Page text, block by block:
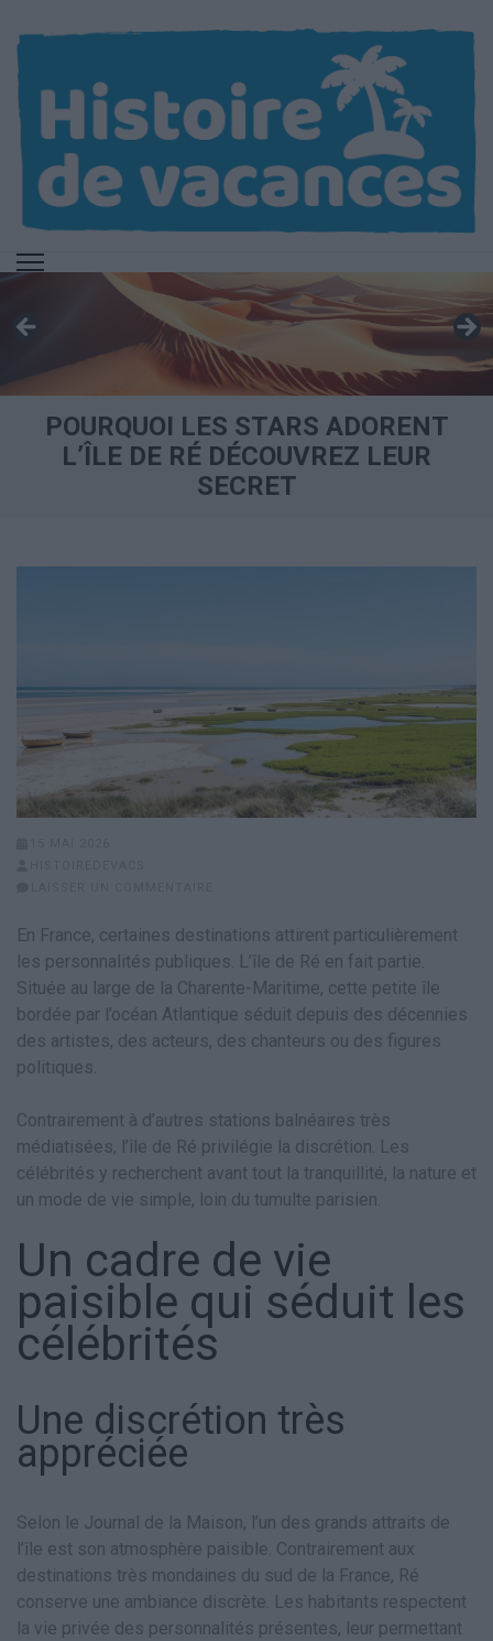
contenu
(Pressez
Entrée)
POURQUOI LES STARS ADORENT
L’ÎLE DE RÉ DÉCOUVREZ LEUR
SECRET
En France, certaines destinations attirent particulièrement
les personnalités publiques. L’île de Ré en fait partie.
Située au large de la Charente-Maritime, cette petite île
bordée par l’océan Atlantique séduit depuis des décennies
des artistes, des acteurs, des chanteurs ou des figures
politiques.
Contrairement à d’autres stations balnéaires très
médiatisées, l’île de Ré privilégie la discrétion. Les
célébrités y recherchent avant tout la tranquillité, la nature et
un mode de vie simple, loin du tumulte parisien.
Un cadre de vie
paisible qui séduit les
célébrités
Une discrétion très
appréciée
Selon le Journal de la Maison, l’un des grands attraits de
l’île est son atmosphère paisible. Contrairement aux
destinations très mondaines du sud de la France, Ré
conserve une ambiance discrète. Les habitants respectent
la vie privée des personnalités présentes, leur permettant